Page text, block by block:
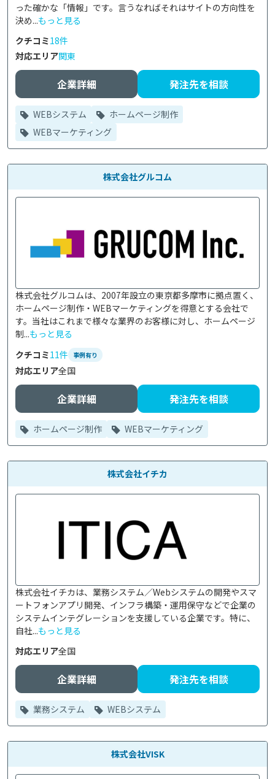
った確かな「情報」です。言うなればそれはサイトの方向性を
決め...もっと見る
クチコミ18件
対応エリア関東
企業詳細 発注先を相談
WEBシステム
ホームページ制作
WEBマーケティング
株式会社グルコム
株式会社グルコムは、2007年設立の東京都多摩市に拠点置く、
ホームページ制作・WEBマーケティングを得意とする会社で
す。当社はこれまで様々な業界のお客様に対し、ホームページ
制...もっと見る
クチコミ11件 事例有り
対応エリア全国
企業詳細 発注先を相談
ホームページ制作 WEBマーケティング
株式会社イチカ
株式会社イチカは、業務システム／Webシステムの開発やスマ
ートフォンアプリ開発、インフラ構築・運用保守などで企業の
システムインテグレーションを支援している企業です。特に、
自社...もっと見る
対応エリア全国
企業詳細 発注先を相談
業務システム WEBシステム
株式会社VISK